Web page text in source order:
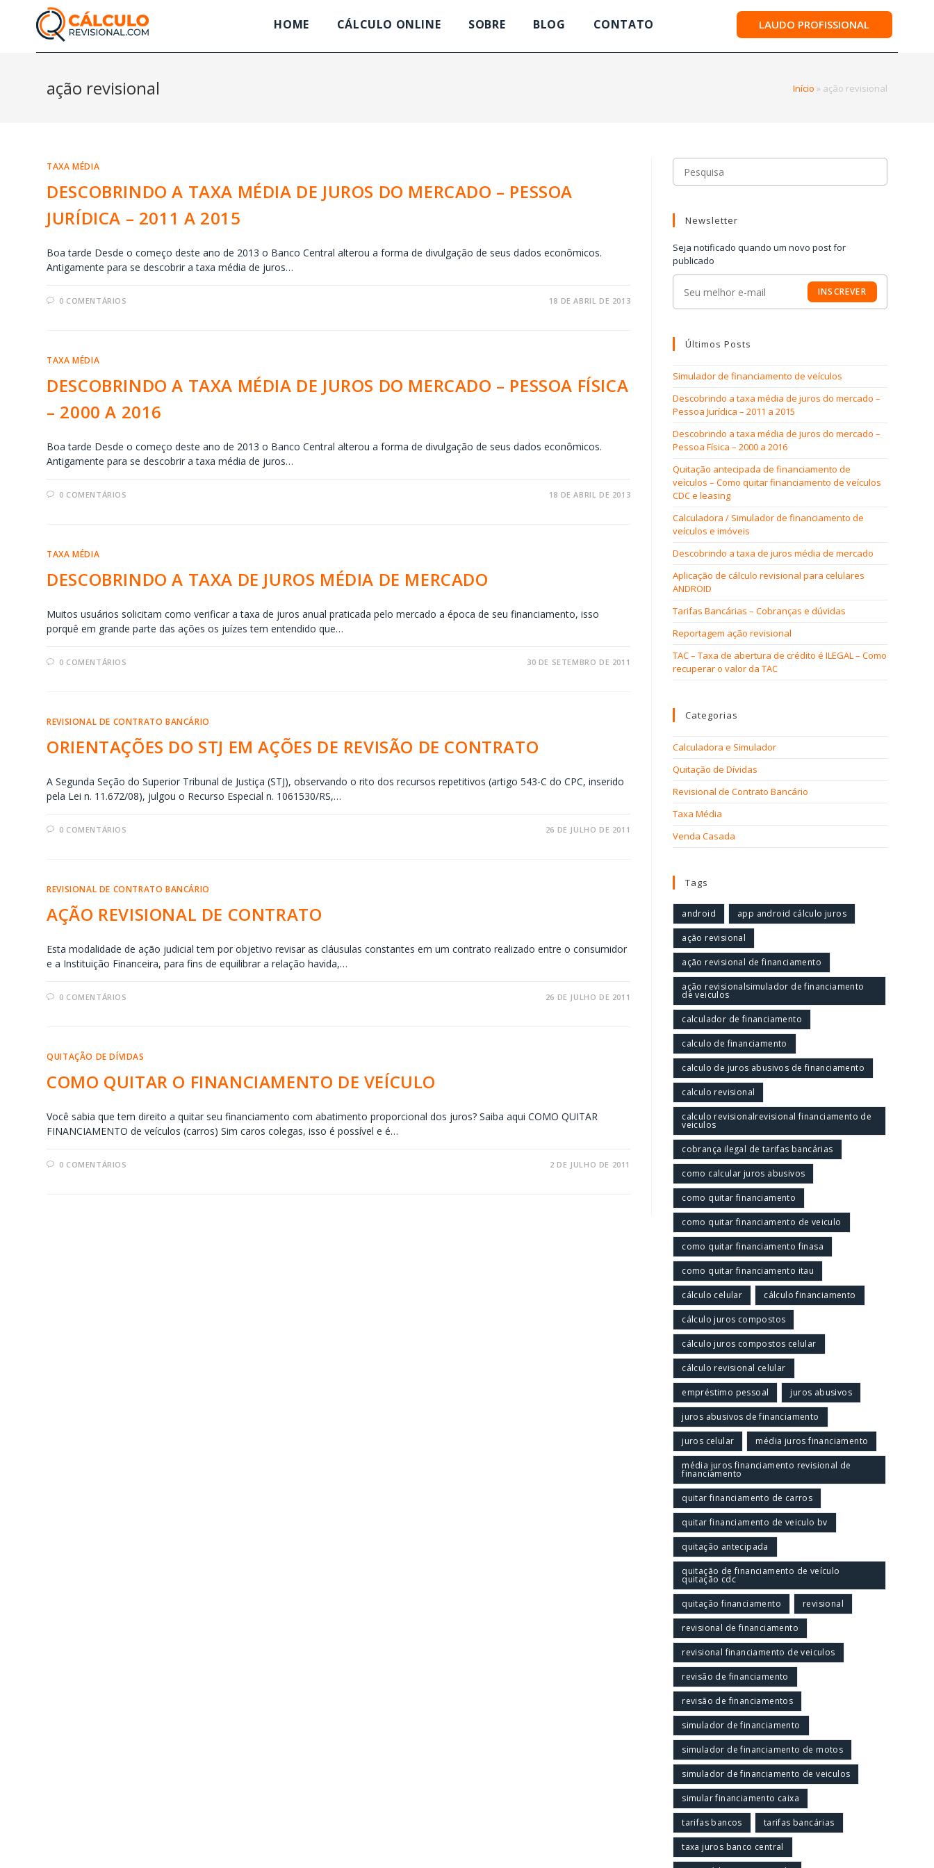
HOME CÁLCULO ONLINE SOBRE BLOG CONTATO LAUDO PROFISSIONAL
ação revisional Início » ação revisional
TAXA MÉDIA
DESCOBRINDO A TAXA MÉDIA DE JUROS DO MERCADO – PESSOA
JURÍDICA – 2011 A 2015
Boa tarde Desde o começo deste ano de 2013 o Banco Central alterou a forma de divulgação de seus dados econômicos.
Antigamente para se descobrir a taxa média de juros…
0 COMENTÁRIOS 18 DE ABRIL DE 2013
TAXA MÉDIA
DESCOBRINDO A TAXA MÉDIA DE JUROS DO MERCADO – PESSOA FÍSICA
– 2000 A 2016
Boa tarde Desde o começo deste ano de 2013 o Banco Central alterou a forma de divulgação de seus dados econômicos.
Antigamente para se descobrir a taxa média de juros…
0 COMENTÁRIOS 18 DE ABRIL DE 2013
TAXA MÉDIA
DESCOBRINDO A TAXA DE JUROS MÉDIA DE MERCADO
Muitos usuários solicitam como verificar a taxa de juros anual praticada pelo mercado a época de seu financiamento, isso
porquê em grande parte das ações os juízes tem entendido que…
0 COMENTÁRIOS 30 DE SETEMBRO DE 2011
REVISIONAL DE CONTRATO BANCÁRIO
ORIENTAÇÕES DO STJ EM AÇÕES DE REVISÃO DE CONTRATO
A Segunda Seção do Superior Tribunal de Justiça (STJ), observando o rito dos recursos repetitivos (artigo 543-C do CPC, inserido
pela Lei n. 11.672/08), julgou o Recurso Especial n. 1061530/RS,…
0 COMENTÁRIOS 26 DE JULHO DE 2011
REVISIONAL DE CONTRATO BANCÁRIO
AÇÃO REVISIONAL DE CONTRATO
Esta modalidade de ação judicial tem por objetivo revisar as cláusulas constantes em um contrato realizado entre o consumidor
e a Instituição Financeira, para fins de equilibrar a relação havida,…
0 COMENTÁRIOS 26 DE JULHO DE 2011
QUITAÇÃO DE DÍVIDAS
COMO QUITAR O FINANCIAMENTO DE VEÍCULO
Você sabia que tem direito a quitar seu financiamento com abatimento proporcional dos juros? Saiba aqui COMO QUITAR
FINANCIAMENTO de veículos (carros) Sim caros colegas, isso é possível e é…
0 COMENTÁRIOS 2 DE JULHO DE 2011
Newsletter
Seja notificado quando um novo post for
publicado
INSCREVER
Últimos Posts
Simulador de financiamento de veículos
Descobrindo a taxa média de juros do mercado –
Pessoa Jurídica – 2011 a 2015
Descobrindo a taxa média de juros do mercado –
Pessoa Física – 2000 a 2016
Quitação antecipada de financiamento de
veículos – Como quitar financiamento de veículos
CDC e leasing
Calculadora / Simulador de financiamento de
veículos e imóveis
Descobrindo a taxa de juros média de mercado
Aplicação de cálculo revisional para celulares
ANDROID
Tarifas Bancárias – Cobranças e dúvidas
Reportagem ação revisional
TAC – Taxa de abertura de crédito é ILEGAL – Como
recuperar o valor da TAC
Categorias
Calculadora e Simulador
Quitação de Dívidas
Revisional de Contrato Bancário
Taxa Média
Venda Casada
Tags
android app android cálculo juros
ação revisional
ação revisional de financiamento
ação revisionalsimulador de financiamento
de veiculos
calculador de financiamento
calculo de financiamento
calculo de juros abusivos de financiamento
calculo revisional
calculo revisionalrevisional financiamento de
veiculos
cobrança ilegal de tarifas bancárias
como calcular juros abusivos
como quitar financiamento
como quitar financiamento de veiculo
como quitar financiamento finasa
como quitar financiamento itau
cálculo celular cálculo financiamento
cálculo juros compostos
cálculo juros compostos celular
cálculo revisional celular
empréstimo pessoal juros abusivos
juros abusivos de financiamento
juros celular média juros financiamento
média juros financiamento revisional de
financiamento
quitar financiamento de carros
quitar financiamento de veiculo bv
quitação antecipada
quitação de financiamento de veículo
quitação cdc
quitação financiamento revisional
revisional de financiamento
revisional financiamento de veiculos
revisão de financiamento
revisão de financiamentos
simulador de financiamento
simulador de financiamento de motos
simulador de financiamento de veiculos
simular financiamento caixa
tarifas bancos tarifas bancárias
taxa juros banco central